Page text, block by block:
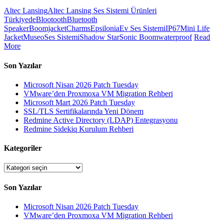
Altec LansingAltec Lansing Ses Sistemi Ürünleri
TürkiyedeBlootoothBluetooth
SpeakerBoomjacketCharmsEpsiloniaEv Ses SistemiIP67Mini Life
JacketMuseoSes SistemiShadow StarSonic Boomwaterproof Read
More
Son Yazılar
Microsoft Nisan 2026 Patch Tuesday
VMware’den Proxmoxa VM Migration Rehberi
Microsoft Mart 2026 Patch Tuesday
SSL/TLS Sertifikalarında Yeni Dönem
Redmine Active Directory (LDAP) Entegrasyonu
Redmine Sidekiq Kurulum Rehberi
Kategoriler
Kategoriler
Son Yazılar
Microsoft Nisan 2026 Patch Tuesday
VMware’den Proxmoxa VM Migration Rehberi